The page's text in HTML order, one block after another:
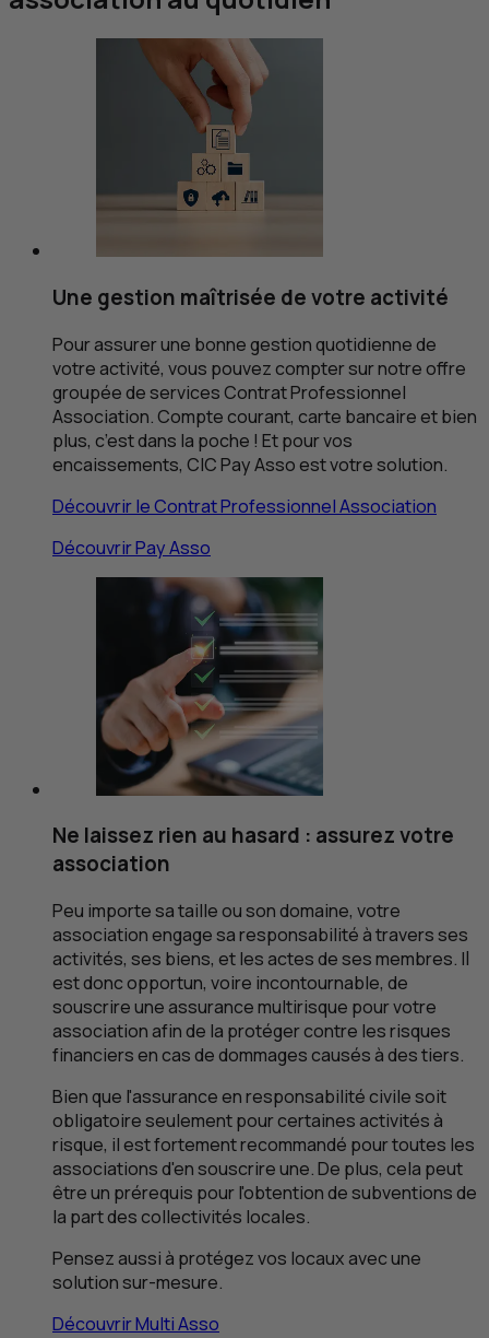
Une gestion maîtrisée de votre activité
Pour assurer une bonne gestion quotidienne de
votre activité, vous pouvez compter sur notre offre
groupée de services Contrat Professionnel
Association. Compte courant, carte bancaire et bien
plus, c’est dans la poche ! Et pour vos
encaissements, CICPay Asso est votre solution.
Découvrir le Contrat Professionnel Association
Découvrir Pay Asso
Ne laissez rien au hasard : assurez votre
association
Peu importe sa taille ou son domaine, votre
association engage sa responsabilité à travers ses
activités, ses biens, et les actes de ses membres. Il
est donc opportun, voire incontournable, de
souscrire une assurance multirisque pour votre
association afin de la protéger contre les risques
financiers en cas de dommages causés à des tiers.
Bien que l'assurance en responsabilité civile soit
obligatoire seulement pour certaines activités à
risque, il est fortement recommandé pour toutes les
associations d'en souscrire une. De plus, cela peut
être un prérequis pour l'obtention de subventions de
la part des collectivités locales.
Pensez aussi à protégez vos locaux avec une
solution sur-mesure.
Découvrir Multi Asso